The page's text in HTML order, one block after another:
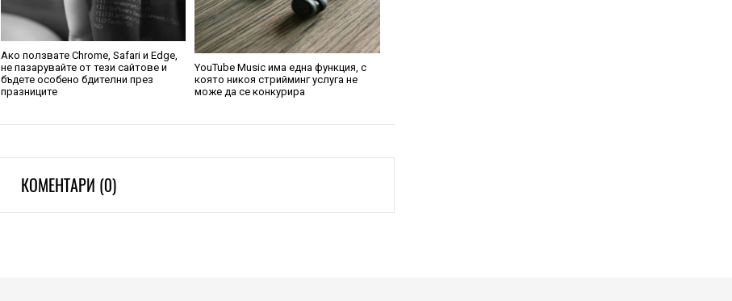
Ако ползвате Chrome, Safari и Edge,
не пазарувайте от тези сайтове и
бъдете особено бдителни през
празниците
YouTube Music има една функция, с
която никоя стрийминг услуга не
може да се конкурира
КОМЕНТАРИ (0)